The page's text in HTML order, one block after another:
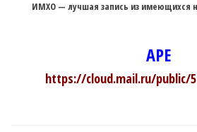
ИМХО — лучшая запись из имеющихся
APE
https://cloud.mail.ru/public/